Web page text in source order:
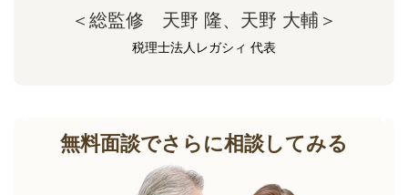
＜総監修 天野 隆、天野 大輔＞
税理士法人レガシィ 代表
無料面談でさらに相談してみる